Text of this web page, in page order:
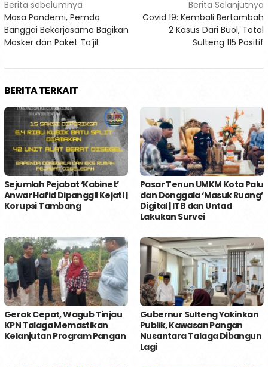
Navigasi
pos
Berita sebelumnya
Masa Pandemi, Pemda
Banggai Bekerjasama Bagikan
Masker dan Paket Ta’jil
Berita Selanjutnya
Covid 19: Kembali Bertambah
2 Kasus Dari Buol, Total
Sulteng 115 Positif
BERITA TERKAIT
Sejumlah Pejabat ‘Kabinet’
Anwar Hafid Dipanggil Kejati |
Korupsi Tambang
Pasar Tenun UMKM Kota Palu
dan Donggala ‘Masuk Ruang’
Digital | ITB dan Untad
Lakukan Survei
Gerak Cepat, Wagub Tinjau
KPN Talaga Memastikan
Kelanjutan Program Pangan
Gubernur Sulteng Yakinkan
Publik, Kawasan Pangan
Nusantara Talaga Dibangun
Lagi